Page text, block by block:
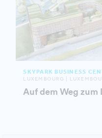
SKYPARK BUSINESS
LUXEMBOURG |
Auf dem Weg